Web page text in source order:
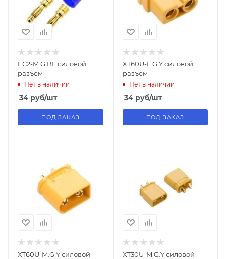
EC2-M.G.BL силовой
разъем
Нет в наличии
34 руб/шт
ПОД ЗАКАЗ
XT60U-F.G.Y силовой
разъем
Нет в наличии
34руб/шт
ПОД ЗАКАЗ
XT60U-M.G.Y силовой
XT30U-M.G.Y силовой